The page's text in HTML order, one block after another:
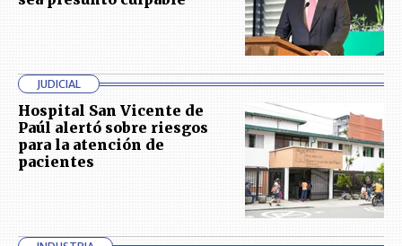
JUDICIAL
Hospital San Vicente de
Paúl alertó sobre riesgos
para la atención de
pacientes